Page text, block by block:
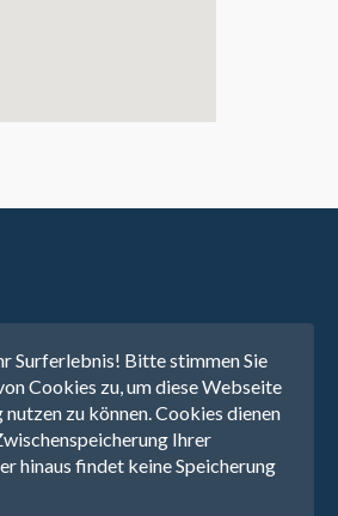
Surferlebnis! Bitte stimmen Sie
Cookies zu, um diese Webseite
zu können. Cookies dienen
Ihrer
hinaus findet keine Speicherung